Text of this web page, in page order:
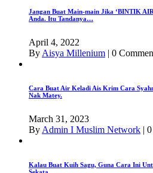
Jangan Buat Main-main Jika ‘BINTIK
Anda. Itu Tandanya…
April 4, 2022
By Aisya Millenium | 0
Cara Buat Air Keladi Ais Krim Cara
Nak Matey.
March 31, 2023
By Admin I Muslim Network |
Kalau Buat Kuih Sagu, Guna Cara Ini
Sekata.